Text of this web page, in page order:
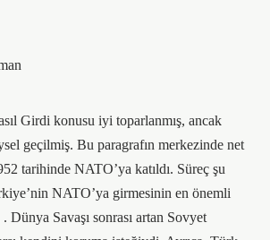
Girdi konusu iyi toparlanmış, ancak
geçilmiş. Bu paragrafın merkezinde net
tarihinde NATO’ya katıldı. Süreç şu
NATO’ya girmesinin en önemli
Dünya Savaşı sonrası artan Sovyet